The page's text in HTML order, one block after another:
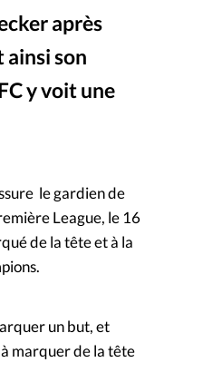
rédaction
compte
après
son
y voit une
le gardien de
League, le 16
de la tête et à la
un but, et
marquer de la tête